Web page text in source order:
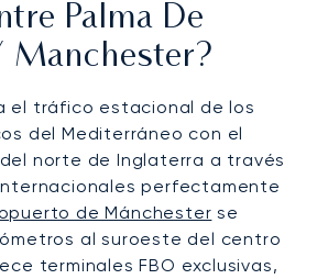
Palma De
Manchester?
el tráfico estacional de los
del Mediterráneo con el
norte de Inglaterra a través
perfectamente
de Mánchester se
al suroeste del centro
terminales FBO exclusivas,